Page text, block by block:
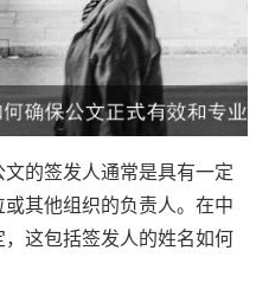
的签发人通常是具有一定
其他组织的负责人。在中
这包括签发人的姓名如何